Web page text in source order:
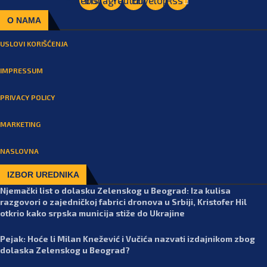
O NAMA
USLOVI KORIŠĆENJA
IMPRESSUM
PRIVACY POLICY
MARKETING
NASLOVNA
IZBOR UREDNIKA
Njemački list o dolasku Zelenskog u Beograd: Iza kulisa
razgovori o zajedničkoj fabrici dronova u Srbiji, Kristofer Hil
otkrio kako srpska municija stiže do Ukrajine
Pejak: Hoće li Milan Knežević i Vučića nazvati izdajnikom zbog
dolaska Zelenskog u Beograd?